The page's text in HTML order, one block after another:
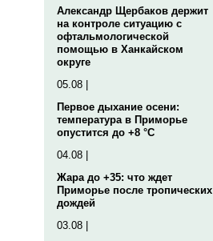
Александр Щербаков держит
на контроле ситуацию с
офтальмологической
помощью в Ханкайском
округе
05.08 |
Первое дыхание осени:
температура в Приморье
опустится до +8 °C
04.08 |
Жара до +35: что ждет
Приморье после тропических
дождей
03.08 |